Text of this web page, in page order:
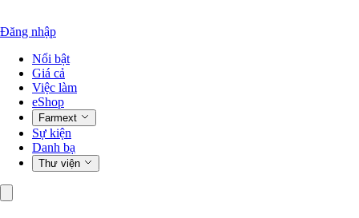
Đăng nhập
Nổi bật
Giá cả
Việc làm
eShop
Farmext
Sự kiện
Danh bạ
Thư viện